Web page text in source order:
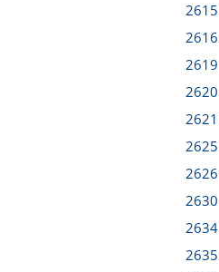
2615
2616
2619
2620
2621
2625
2626
2630
2634
2635